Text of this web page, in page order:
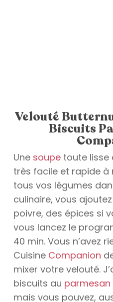
Velouté
Biscuits
Une soupetoute lisse
très facile et rapide à
tous vos légumes
culinaire, vous
poivre, des épices si
vous lancez le
40 min. Vous n’avez
Cuisine Companion
mixer votre velouté.
biscuits au parmesan
mais vous pouvez,